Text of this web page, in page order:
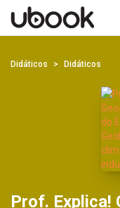
Didáticos Didáticos
Prof. Explica!